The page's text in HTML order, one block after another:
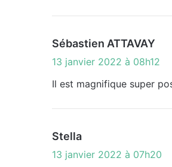
:
Sébastien ATTAVAY
i
:
13 janvier 2022 à 08h12
Il est magnifique super
Stella
i
13 janvier 2022 à 07h20